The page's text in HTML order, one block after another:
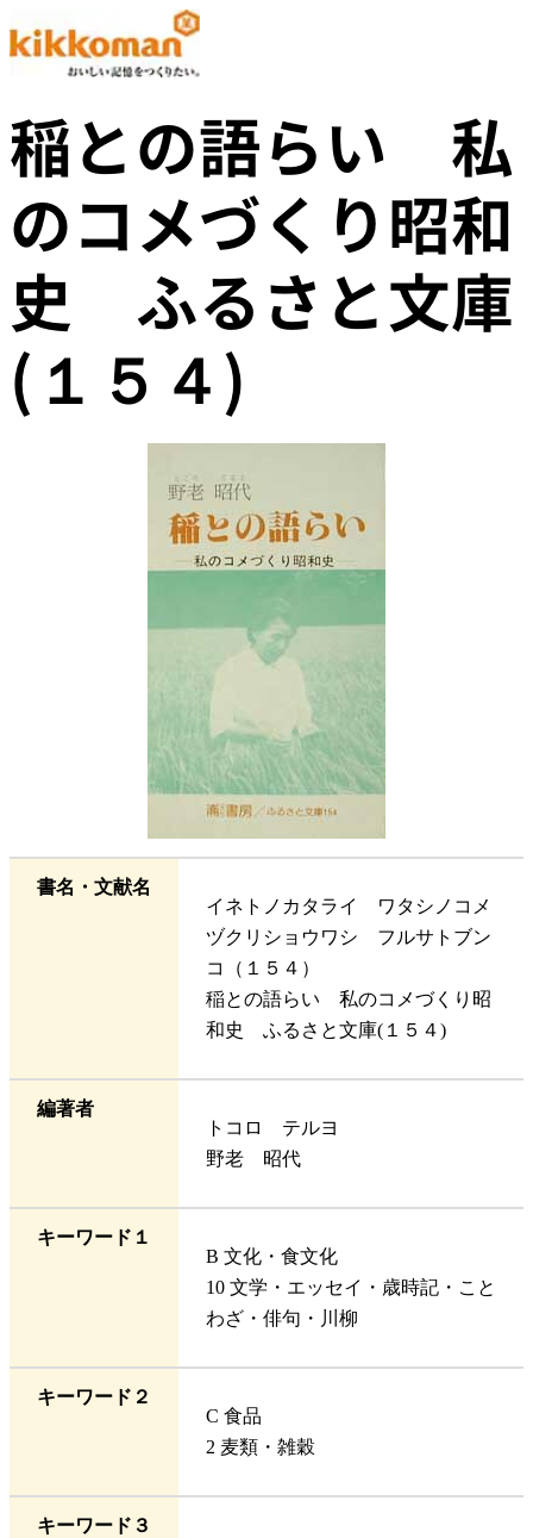
稲との語らい 私
のコメづくり昭和
史 ふるさと文庫
(１５４)
書名・文献名
イネトノカタライ ワタシノコメ
ヅクリショウワシ フルサトブン
コ（１５４）
稲との語らい 私のコメづくり昭
和史 ふるさと文庫(１５４)
編著者
トコロ テルヨ
野老 昭代
キーワード１
B 文化・食文化
10 文学・エッセイ・歳時記・こと
わざ・俳句・川柳
キーワード２
C 食品
2 麦類・雑穀
キーワード３